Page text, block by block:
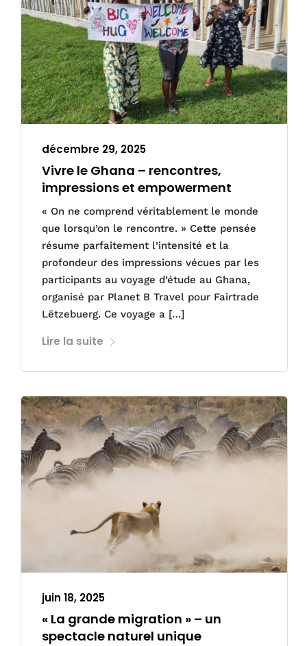
décembre 29, 2025
Vivre le Ghana – rencontres,
impressions et empowerment
« On ne comprend véritablement le monde
que lorsqu’on le rencontre. » Cette pensée
résume parfaitement l’intensité et la
profondeur des impressions vécues par les
participants au voyage d’étude au Ghana,
organisé par Planet B Travel pour Fairtrade
Lëtzebuerg. Ce voyage a […]
Lire la suite
juin 18, 2025
« La grande migration » – un
spectacle naturel unique